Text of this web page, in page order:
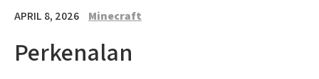
APRIL 8, 2026 Minecraft
Perkenalan